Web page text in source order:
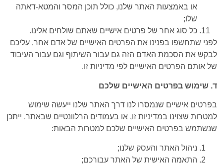
או באמצעות האתר שלנו, כולל תוכן המסר והמטא-דאתה
שלו;
כל סוג אחר של פרטים אישיים שאתם שולחים אלינו.
לפני שתחשפו בפנינו את הפרטים האישיים של אדם אחר, עליכם
לבקש את הסכמת האדם הזה גם עבור השיתוף וגם עבור העיבוד
של אותם הפרטים האישיים לפי מדיניות זו.
ד. שימוש בפרטים האישיים שלכם
בפרטים אישיים שנמסרו לנו דרך האתר שלנו ייעשה שימוש
למטרות שצוינו במדיניות זו, או בעמודים הרלוונטיים שבאתר. ייתכן
שנשתמש בפרטים האישיים שלכם למטרות הבאות:
ניהול האתר והעסק שלנו;
התאמה האישית של האתר עבורכם;